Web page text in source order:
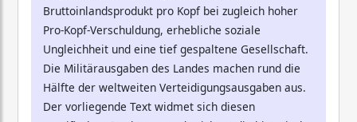
Bruttoinlandsprodukt pro Kopf bei zugleich hoher
Pro-Kopf-Verschuldung, erhebliche soziale
Ungleichheit und eine tief gespaltene Gesellschaft.
Die Militärausgaben des Landes machen rund die
Hälfte der weltweiten Verteidigungsausgaben aus.
Der vorliegende Text widmet sich diesen